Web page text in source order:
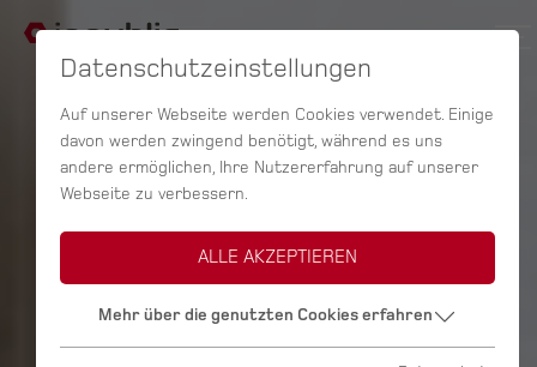
Datenschutzeinstellungen
Auf unserer Webseite werden Cookies verwendet. Einige
davon werden zwingend benötigt, während es uns
andere ermöglichen, Ihre Nutzererfahrung auf unserer
Webseite zu verbessern.
ALLE AKZEPTIEREN
Mehr über die genutzten Cookies erfahren